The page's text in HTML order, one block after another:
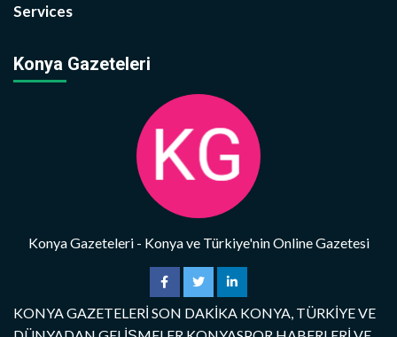
Services
Konya Gazeteleri
Konya Gazeteleri - Konya ve Türkiye'nin Online Gazetesi
KONYA GAZETELERİ SON DAKİKA KONYA, TÜRKİYE VE